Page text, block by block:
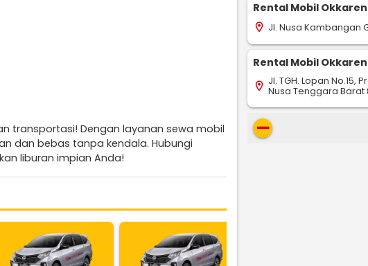
transportasi! Dengan layanan sewa mobil
dan bebas tanpa kendala. Hubungi
liburan impian Anda!
Rental Mobil
location_on Jl. Nusa Kambangan
Rental Mobil
location_on Jl. TGH. Lopan No.15,
Nusa Tenggara Barat
remove